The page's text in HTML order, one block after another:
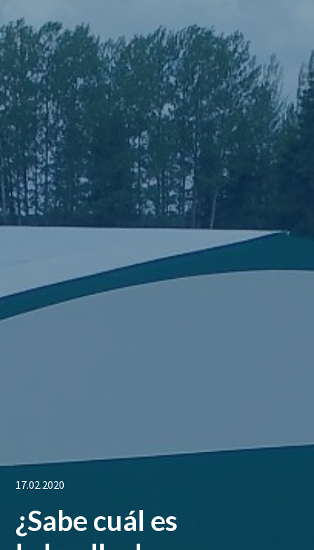
17.02.2020
¿Sabe cuál es